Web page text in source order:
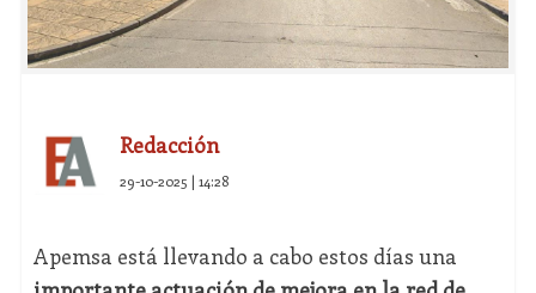
Redacción
29-10-2025 | 14:28
Apemsa está llevando a cabo estos días una